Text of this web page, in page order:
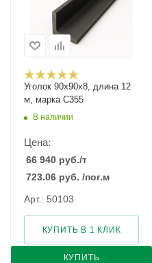
Уголок 90х90х8, длина 12
м, марка С355
В наличии
Цена:
66 940 руб./т
723.06 руб. /пог.м
Арт.: 50103
КУПИТЬ
КУПИТЬ В 1 КЛИК